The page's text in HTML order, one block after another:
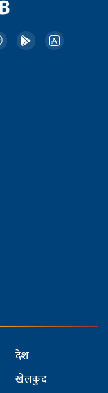
देश
खेलकुद